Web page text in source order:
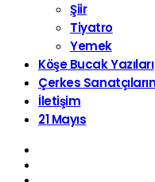
Şiir
Tiyatro
Yemek
Köşe Bucak Yazıları
Çerkes
İletişim
21 Mayıs